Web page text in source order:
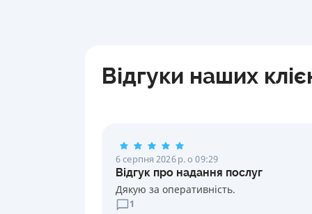
Відгуки наших
6 серпня 2026 р. о 09:29
Відгук про надання послуг
Дякую за оперативність.
1